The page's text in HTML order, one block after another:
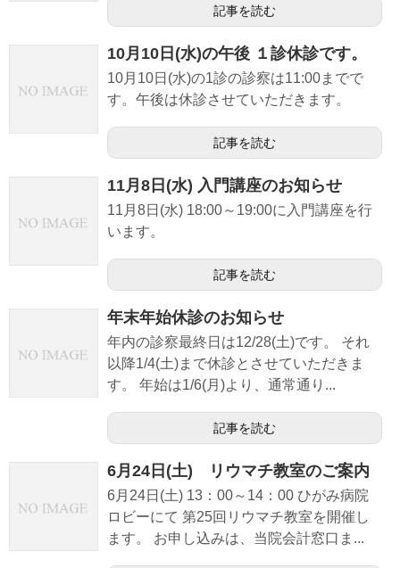
記事を読む
10月10日(水)の午後 １診休診です。
10月10日(水)の1診の診察は11:00までで
す。午後は休診させていただきます。
記事を読む
11月8日(水) 入門講座のお知らせ
11月8日(水) 18:00～19:00に入門講座を行
います。
記事を読む
年末年始休診のお知らせ
年内の診察最終日は12/28(土)です。 それ
以降1/4(土)まで休診とさせていただきま
す。 年始は1/6(月)より、通常通り...
記事を読む
6月24日(土) リウマチ教室のご案内
6月24日(土) 13：00～14：00 ひがみ病院
ロビーにて 第25回リウマチ教室を開催し
ます。 お申し込みは、当院会計窓口ま...